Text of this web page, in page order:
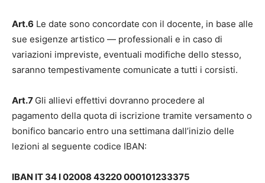
Art.6 Le date sono concordate con il docente, in base alle
sue esigenze artistico — professionali e in caso di
variazioni impreviste, eventuali modifiche dello stesso,
saranno tempestivamente comunicate a tutti i corsisti.
Art.7 Gli allievi effettivi dovranno procedere al
pagamento della quota di iscrizione tramite versamento o
bonifico bancario entro una settimana dall’inizio delle
lezioni al seguente codice IBAN:
IBAN IT 34 I 02008 43220 000101233375